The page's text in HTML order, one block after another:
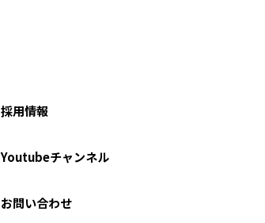
採用情報
Youtubeチャンネル
お問い合わせ